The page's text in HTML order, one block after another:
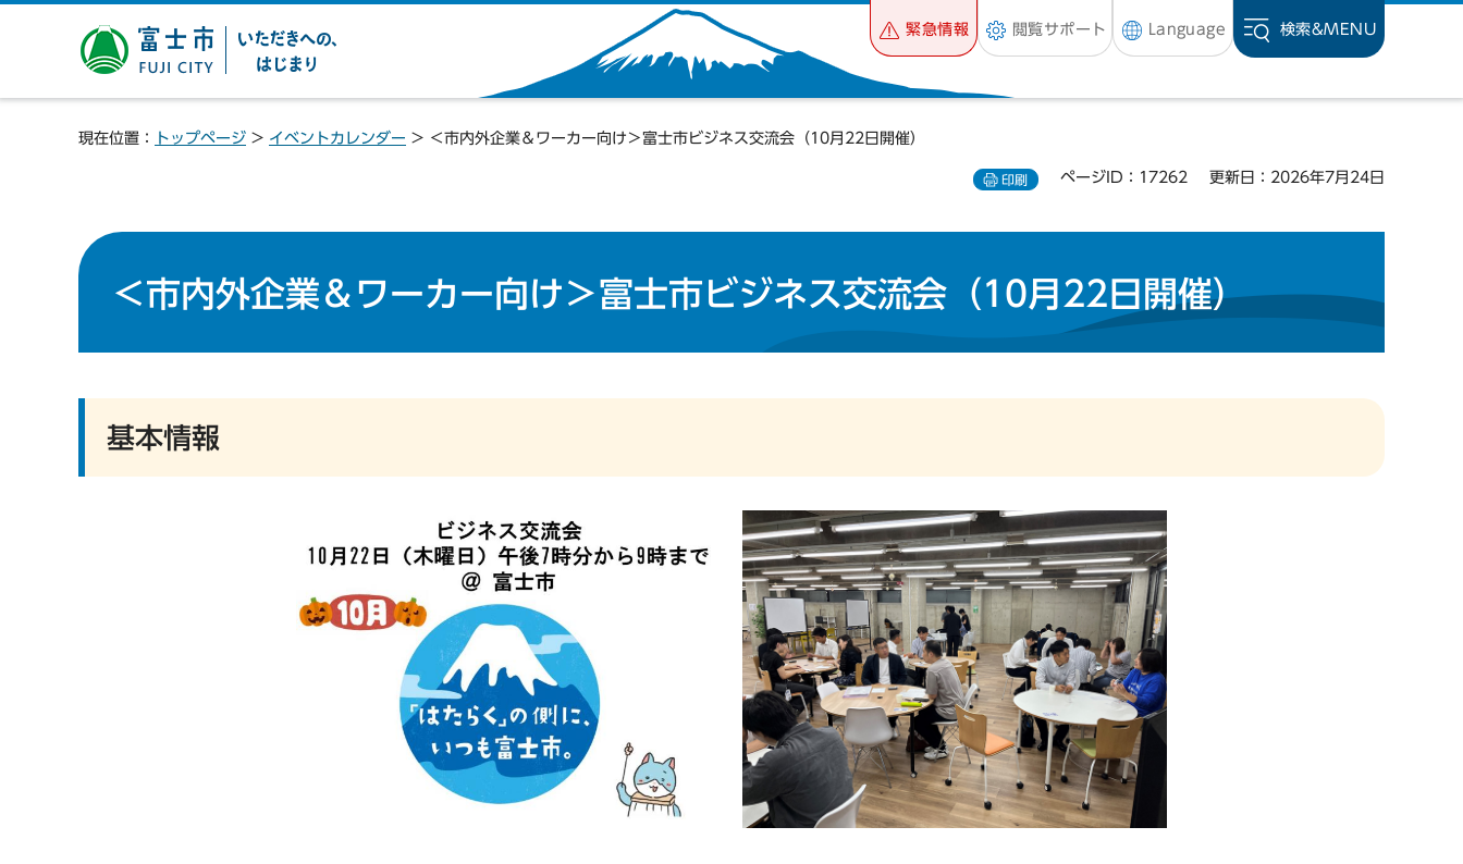
富士市 いただきへの、は
じまり
緊急情報 閲覧サポート Language 検索&MENU
現在位置： トップページ > イベントカレンダー > ＜市内外企業＆ワーカー向け＞富士市ビジネス交流会（10月22日開催）
印刷 ページID：17262 更新日：2026年7月24日
＜市内外企業＆ワーカー向け＞富士市ビジネス交流会（10月22日開催）
基本情報